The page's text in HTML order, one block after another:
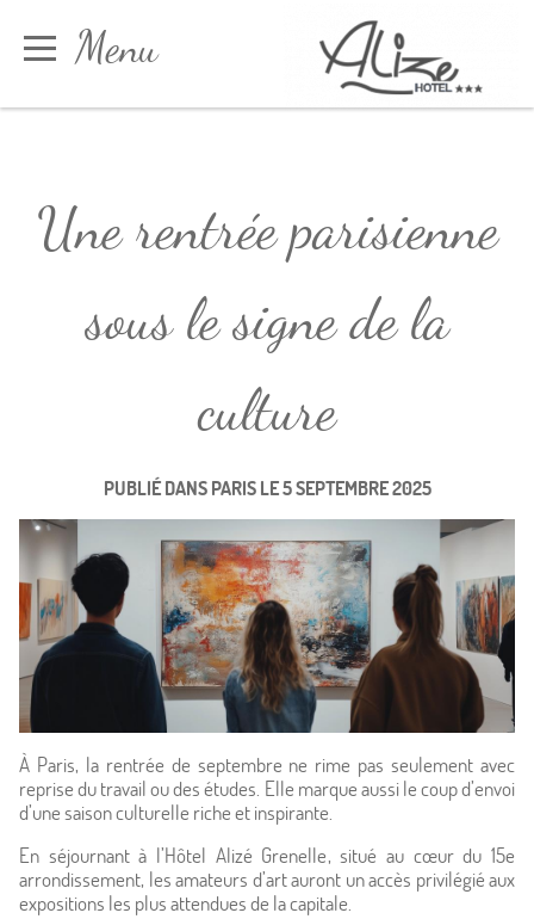
Menu
Réserver
Une rentrée parisienne
sous le signe de la
culture
PUBLIÉ DANSPARISLE5 SEPTEMBRE 2025
À Paris, la rentrée de septembre ne rime pas seulement avec
reprise du travail ou des études. Elle marque aussi le coup d’envoi
d’une saison culturelle riche et inspirante.
En séjournant à l’Hôtel Alizé Grenelle, situé au cœur du 15e
arrondissement, les amateurs d’art auront un accès privilégié aux
expositions les plus attendues de la capitale.